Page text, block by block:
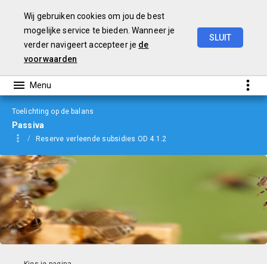
Wij gebruiken cookies om jou de best
mogelijke service te bieden. Wanneer je
verder navigeert accepteer je de
voorwaarden
SLUIT
Toelichting op de balans
Passiva
Reserve verleende subsidies OD 4.1.2